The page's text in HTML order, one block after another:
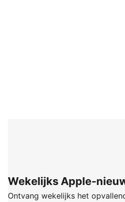
Wekelijks Apple-
Ontvang wekelijks het